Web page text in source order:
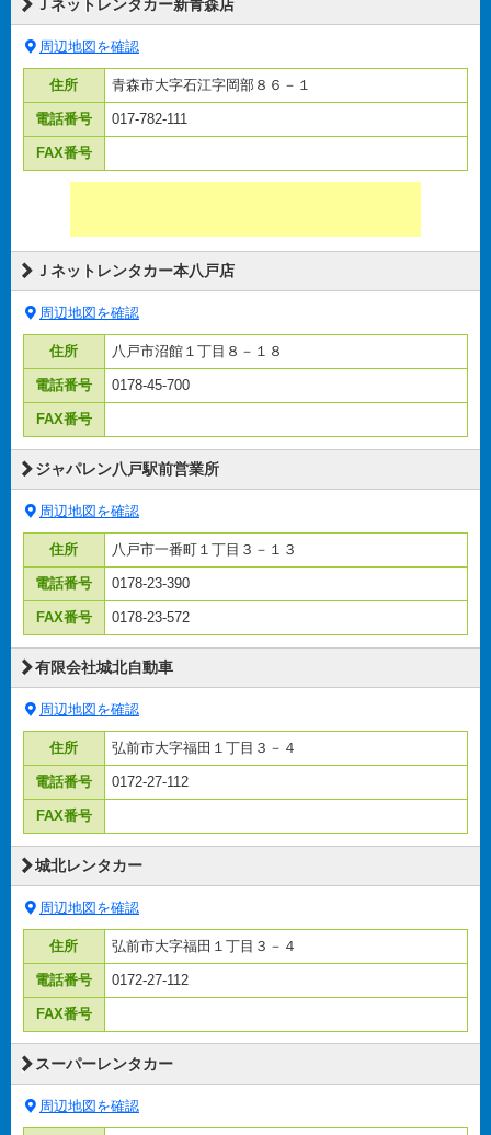
Ｊネットレンタカー新青森店
周辺地図を確認
住所 青森市大字石江字岡部８６－１
電話番号 017-782-111
FAX番号
Ｊネットレンタカー本八戸店
周辺地図を確認
住所 八戸市沼館１丁目８－１８
電話番号 0178-45-700
FAX番号
ジャパレン八戸駅前営業所
周辺地図を確認
住所 八戸市一番町１丁目３－１３
電話番号 0178-23-390
FAX番号 0178-23-572
有限会社城北自動車
周辺地図を確認
住所 弘前市大字福田１丁目３－４
電話番号 0172-27-112
FAX番号
城北レンタカー
周辺地図を確認
住所 弘前市大字福田１丁目３－４
電話番号 0172-27-112
FAX番号
スーパーレンタカー
周辺地図を確認